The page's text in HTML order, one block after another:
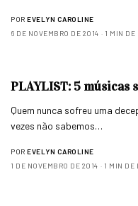
POR EVELYN CAROLINE
6 DE NOVEMBRO DE 2014
1 MIN DE
PLAYLIST: 5 músicas
Quem nunca sofreu uma
vezes não sabemos…
POR EVELYN CAROLINE
1 DE NOVEMBRO DE 2014
1 MIN DE